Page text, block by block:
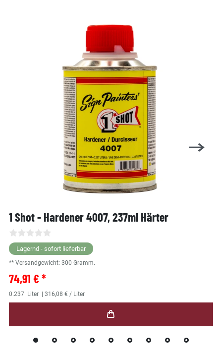
1 Shot - Hardener 4007, 237ml Härter
Lagernd - sofort lieferbar
** Versandgewicht: 300 Gramm.
74,91 € *
0.237 Liter | 316,08 € / Liter